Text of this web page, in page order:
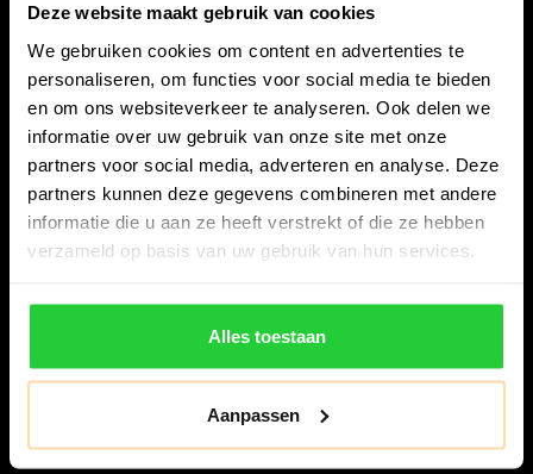
Deze website maakt gebruik van cookies
We gebruiken cookies om content en advertenties te
personaliseren, om functies voor social media te bieden
en om ons websiteverkeer te analyseren. Ook delen we
informatie over uw gebruik van onze site met onze
partners voor social media, adverteren en analyse. Deze
partners kunnen deze gegevens combineren met andere
informatie die u aan ze heeft verstrekt of die ze hebben
verzameld op basis van uw gebruik van hun services.
Alles toestaan
Aanpassen
Bespanracket.nl is dé racketspecialist van Lelystad en
omstreken.
Snijdersstraat 6
8224 AA Lelystad
Nederland
06-57276080
info@bespanracket.nl